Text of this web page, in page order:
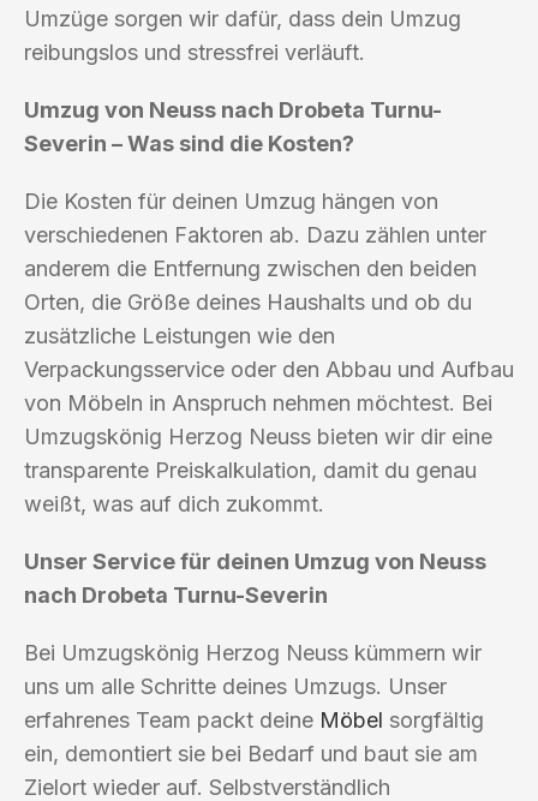
Umzüge sorgen wir dafür, dass dein Umzug
reibungslos und stressfrei verläuft.
Umzug von Neuss nach Drobeta Turnu-
Severin – Was sind die Kosten?
Die Kosten für deinen Umzug hängen von
verschiedenen Faktoren ab. Dazu zählen unter
anderem die Entfernung zwischen den beiden
Orten, die Größe deines Haushalts und ob du
zusätzliche Leistungen wie den
Verpackungsservice oder den Abbau und Aufbau
von Möbeln in Anspruch nehmen möchtest. Bei
Umzugskönig Herzog Neuss bieten wir dir eine
transparente Preiskalkulation, damit du genau
weißt, was auf dich zukommt.
Unser Service für deinen Umzug von Neuss
nach Drobeta Turnu-Severin
Bei Umzugskönig Herzog Neuss kümmern wir
uns um alle Schritte deines Umzugs. Unser
erfahrenes Team packt deine Möbel sorgfältig
ein, demontiert sie bei Bedarf und baut sie am
Zielort wieder auf. Selbstverständlich